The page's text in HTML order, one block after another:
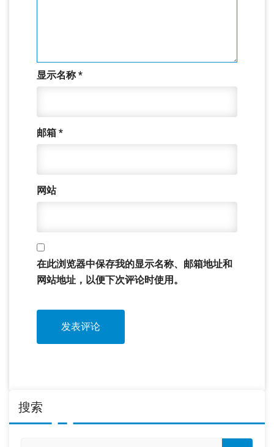
显示名称*
邮箱 *
网站
在此浏览器中保存我的显示名称、邮箱地址和
网站地址，以便下次评论时使用。
搜索